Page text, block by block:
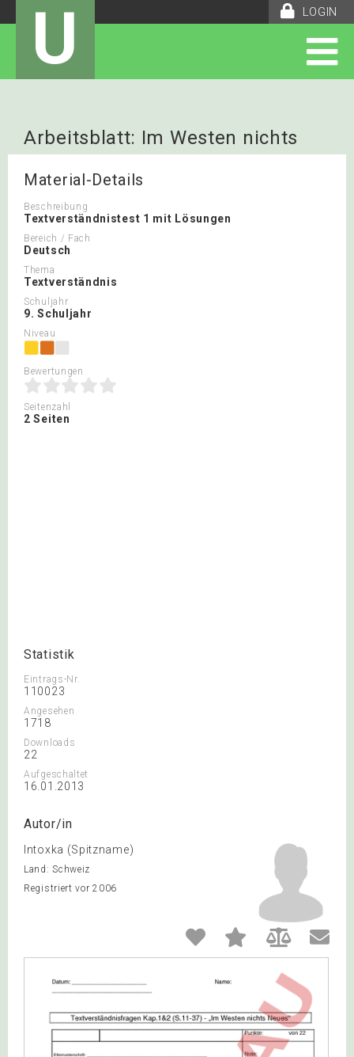
LOGIN
U
Arbeitsblatt: Im Westen nichts
Neues
Material-Details
Beschreibung
Textverständnistest 1 mit Lösungen
Bereich / Fach
Deutsch
Thema
Textverständnis
Schuljahr
9. Schuljahr
Niveau
Bewertungen
Seitenzahl
2 Seiten
Statistik
Eintrags-Nr.
110023
Angesehen
1718
Downloads
22
Aufgeschaltet
16.01.2013
Autor/in
Intoxka (Spitzname)
Land: Schweiz
Registriert vor 2006